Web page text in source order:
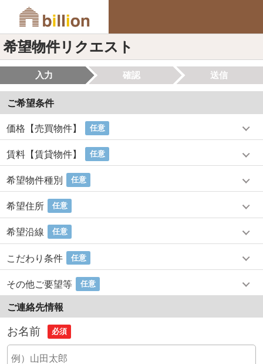
希望物件リクエスト
入力 確認 送信
ご希望条件
価格【売買物件】 任意
賃料【賃貸物件】 任意
希望物件種別 任意
希望住所 任意
希望沿線 任意
こだわり条件 任意
その他ご要望等 任意
ご連絡先情報
お名前 必須